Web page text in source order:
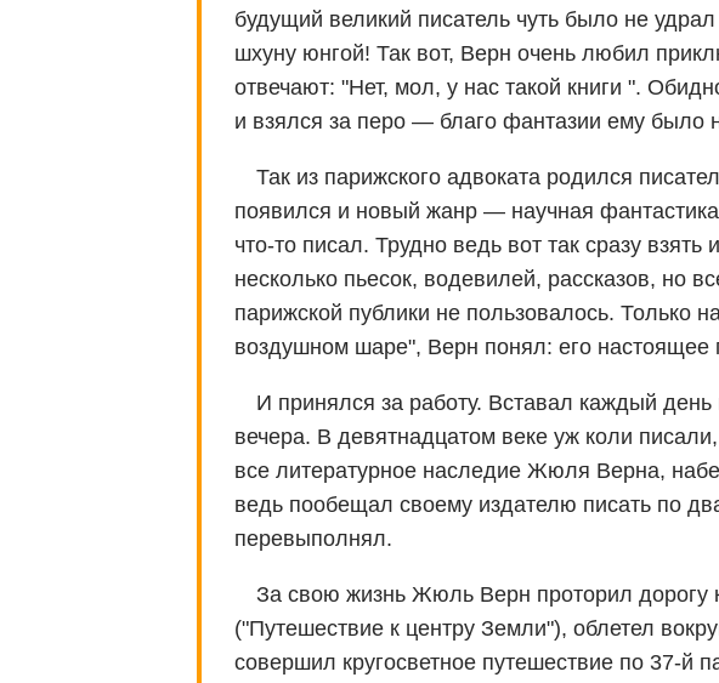
будущий великий писатель чуть было не
шхуну юнгой! Так вот, Верн очень любил
отвечают: "Нет, мол, у нас такой книги ".
и взялся за перо — благо фантазии ему было
Так из парижского адвоката родился
появился и новый жанр — научная
что-то писал. Трудно ведь вот так сразу
несколько пьесок, водевилей, рассказов, но
парижской публики не пользовалось. Только
воздушном шаре", Верн понял: его
И принялся за работу. Вставал каждый
вечера. В девятнадцатом веке уж коли
все литературное наследие Жюля Верна,
ведь пообещал своему издателю писать по
перевыполнял.
За свою жизнь Жюль Верн проторил дорогу
("Путешествие к центру Земли"), облетел
совершил кругосветное путешествие по 37-й